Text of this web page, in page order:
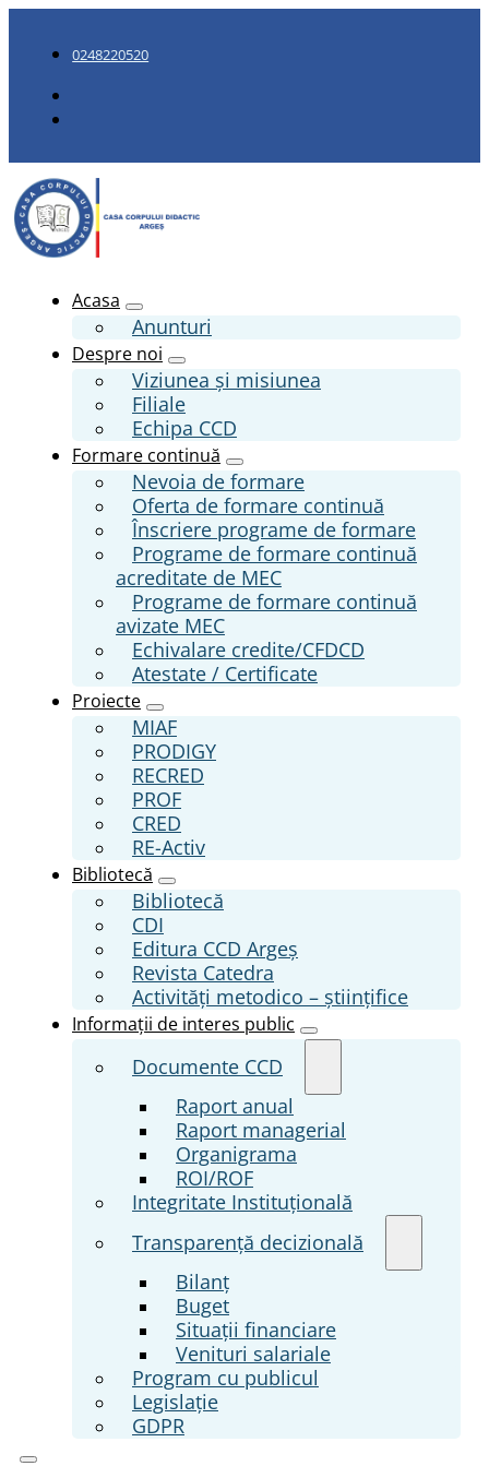
0248220520
Acasa
Anunturi
Despre noi
Viziunea și misiunea
Filiale
Echipa CCD
Formare continuă
Nevoia de formare
Oferta de formare continuă
Înscriere programe de formare
Programe de formare continuă
acreditate de MEC
Programe de formare continuă
avizate MEC
Echivalare credite/CFDCD
Atestate / Certificate
Proiecte
MIAF
PRODIGY
RECRED
PROF
CRED
RE-Activ
Bibliotecă
Bibliotecă
CDI
Editura CCD Argeş
Revista Catedra
Activități metodico – științifice
Informații de interes public
Documente CCD
Raport anual
Raport managerial
Organigrama
ROI/ROF
Integritate Instituțională
Transparenţă decizională
Bilanț
Buget
Situații financiare
Venituri salariale
Program cu publicul
Legislație
GDPR